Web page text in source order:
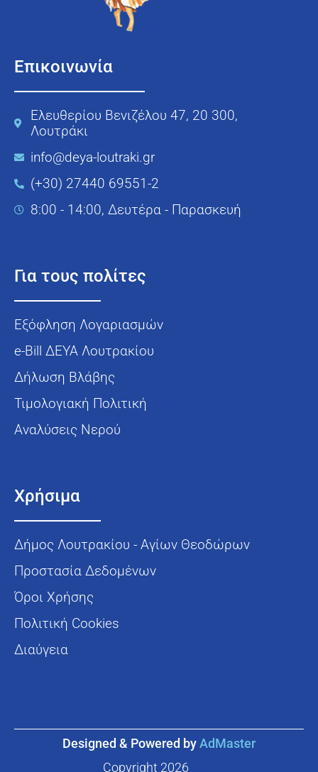
Επικοινωνία
Ελευθερίου Βενιζέλου 47, 20 300,
Λουτράκι
info@deya-loutraki.gr
(+30) 27440 69551-2
8:00 - 14:00, Δευτέρα - Παρασκευή
Για τους πολίτες
Εξόφληση Λογαριασμών
e-Bill ΔΕΥΑ Λουτρακίου
Δήλωση Βλάβης
Τιμολογιακή Πολιτική
Αναλύσεις Νερού
Χρήσιμα
Δήμος Λουτρακίου - Αγίων Θεοδώρων
Προστασία Δεδομένων
Όροι Χρήσης
Πολιτική Cookies
Διαύγεια
Designed & Powered by AdMaster
Copyright 2026